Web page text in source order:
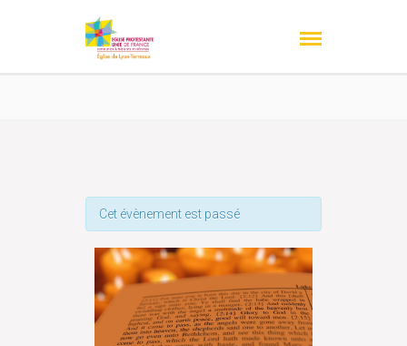
Cet évènement est passé